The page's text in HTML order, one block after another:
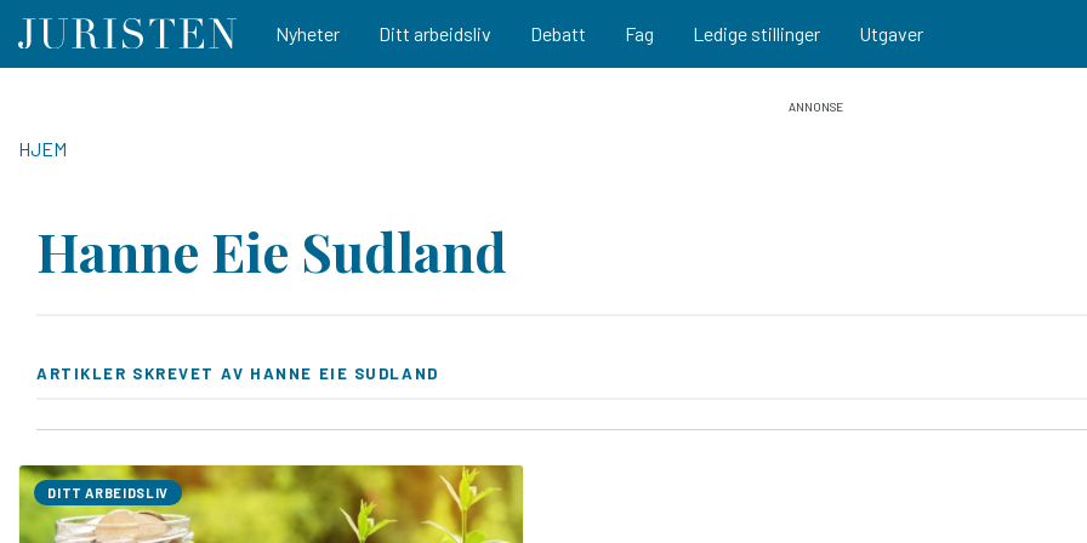
hovedinnhold
Main navigation
Nyheter Ditt arbeidsliv Debatt Fag Ledige stillinger Utgaver
NAVIGASJONSSTI
HJEM
Hanne Eie Sudland
ARTIKLER SKREVET AV HANNE EIE SUDLAND
DITT ARBEIDSLIV